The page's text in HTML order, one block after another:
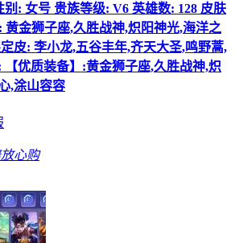
别: 女号 贵族等级: V6 英雄数: 128 皮肤
黄金狮子座,久胜战神,炽阳神光,海洋之
皮: 李小龙,五谷丰年,齐天大圣,鸣野蒿,
【优质装备】:黄金狮子座,久胜战神,炽
,涂山容容
放心购